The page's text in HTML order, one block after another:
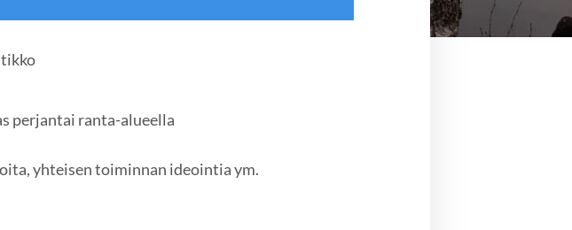
perjantai ranta-alueella
yhteisen toiminnan ideointia ym.